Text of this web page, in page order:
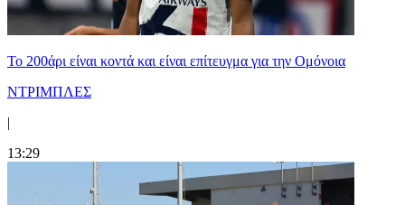
Το 200άρι είναι κοντά και είναι επίτευγμα για την Ομόνοια
ΝΤΡΙΜΠΛΕΣ
|
13:29